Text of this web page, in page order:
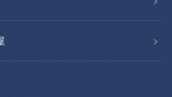
弾力麺＆巨大とり天の手打ち
どん/巨大＆サクあま！職人こ